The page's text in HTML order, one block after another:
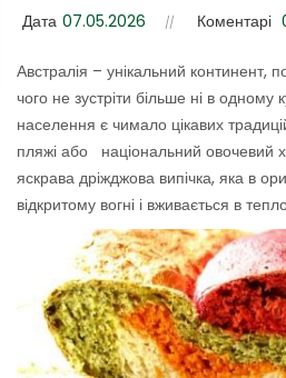
Дата 07.05.2026 Коментарі
Австралія – унікальний континент,
чого не зустріти більше ні в одному
населення є чимало цікавих
пляжі або національний овочевий
яскрава дріжджова випічка, яка в
відкритому вогні і вживається в